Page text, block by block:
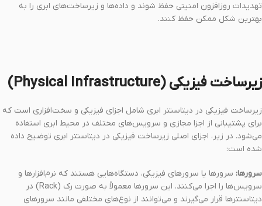
تهدیدات روزافزون امنیتی حفظ شوند و داده‌ها و زیرساخت‌های ابری را به
بهترین شکل ممکن حفظ کنند.
زیرساخت فیزیکی (Physical Infrastructure)
زیرساخت فیزیکی در دیتاسنتر ابری شامل اجزای فیزیکی و سخت‌افزاری است که
برای پشتیبانی از اجزا مجازی و سرویس‌های مختلف در محیط ابری استفاده
می‌شود. در زیر، اجزای اصلی زیرساخت فیزیکی در دیتاسنتر ابری توضیح داده
شده است:
سرورها: سرورها یا سرورهای فیزیکی، دستگاه‌هایی هستند که نرم‌افزارها و
سرویس‌ها را اجرا می‌کنند. این سرورها معمولاً به صورت رک (Rack) در
دیتاسنترها قرار می‌گیرند و می‌توانند از نوع‌های مختلفی مانند سرورهای